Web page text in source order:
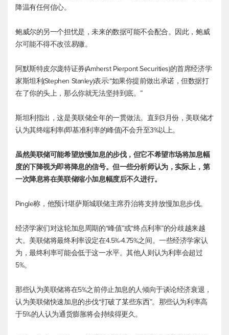
降温有任何信心。
鲍威尔的另一个担忧是，未来的数据可能不会配合。因此，鲍威
尔可能不得不改弦易辙。
阿默斯特皮尔庞特证券(Amherst Pierpont Securities)的首席经济学
家斯坦利(Stephen Stanley)表示:“如果你提前做出承诺，但数据打
在了你的头上，那么你就无法坚持到底。”
斯坦利指出，这是美联储全年的一贯做法。直到3月份，美联储才
认为其终端利率(即基准利率的峰值)不会升至3%以上。
虽然美联储可能希望放慢加息的步伐，但它不希望市场将加息幅
度的下降视为即将降息的信号。但一些分析师认为，实际上，第
一次降息将在美联储缩小加息幅度后不久进行。
Pingle称，他预计堪萨斯城联储主席乔治将支持放慢加息步伐。
经济学家们对这轮加息周期的“峰值”或“终点利率”的分歧越来越
大。美联储将最终利率设定在4.5%-4.75%之间。一些经济学家认
为，最终利率可能会低于这一水平。其他人则认为利率会超过
5%。
那些认为美联储将在5%之前停止加息的人倾向于谈论经济衰退，
认为美联储快速加息的步伐“打破了某些东西”。那些认为利率高
于5%的人认为通货膨胀将会持续得更久。